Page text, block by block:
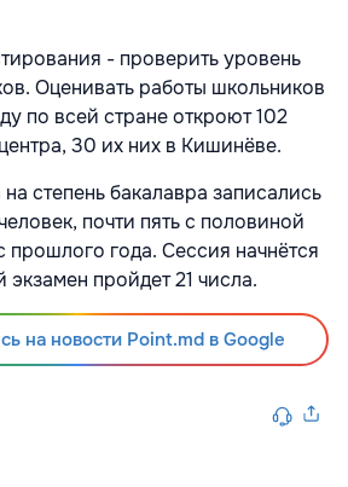
- проверить уровень
Оценивать работы школьников
по всей стране откроют 102
30 их них в Кишинёве.
степень бакалавра записались
почти пять с половиной
прошлого года. Сессия начнётся
пройдет 21 числа.
на новости Point.md в Google